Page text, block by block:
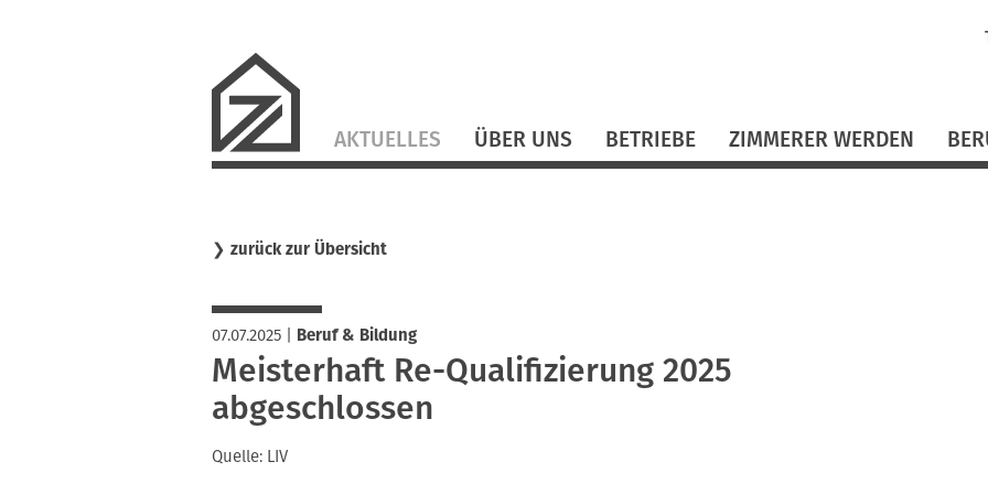
überspringen
AKTUELLES ÜBER UNS BETRIEBE ZIMMERER WERDEN
❯ zurück zur Übersicht
07.07.2025| Beruf & Bildung
Meisterhaft Re-Qualifizierung 2025
abgeschlossen
Quelle: LIV